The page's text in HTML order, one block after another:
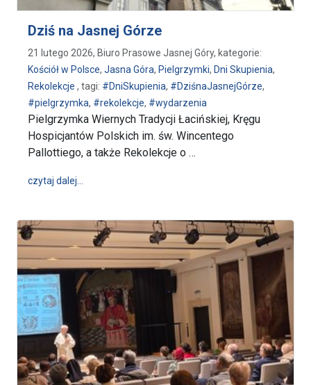
Dziś na Jasnej Górze
21 lutego 2026, Biuro Prasowe Jasnej Góry, kategorie:
Kościół w Polsce, Jasna Góra, Pielgrzymki, Dni Skupienia,
Rekolekcje , tagi: #DniSkupienia, #DziśnaJasnejGórze,
#pielgrzymka, #rekolekcje, #wydarzenia
Pielgrzymka Wiernych Tradycji Łacińskiej, Kręgu
Hospicjantów Polskich im. św. Wincentego
Pallottiego, a także Rekolekcje o …
czytaj dalej…